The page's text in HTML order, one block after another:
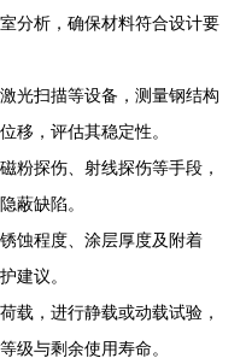
分析，确保材料符合设计要
光扫描等设备，测量钢结构
移，评估其稳定性。
粉探伤、射线探伤等手段，
蔽缺陷。
蚀程度、涂层厚度及附着
建议。
载，进行静载或动载试验，
级与剩余使用寿命。